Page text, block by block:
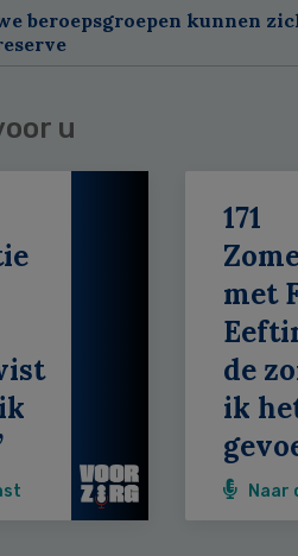
beroepsgroepen kunnen
u
171
met
de
ik
Naar